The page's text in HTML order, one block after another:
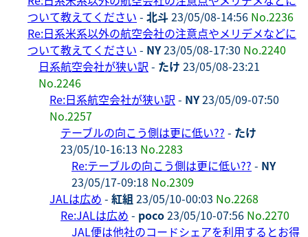
ついて教えてください - 北斗23/05/08-14:56 No.2236
Re:日系米系以外の航空会社の注意点やメリデメなどに
ついて教えてください - NY23/05/08-17:30 No.2240
日系航空会社が狭い訳 - たけ 23/05/08-23:21
No.2246
Re:日系航空会社が狭い訳 - NY23/05/09-07:50
No.2257
テーブルの向こう側は更に低い?? - たけ
23/05/10-16:13 No.2283
Re:テーブルの向こう側は更に低い?? - NY
23/05/17-09:18 No.2309
JALは広め - 紅組 23/05/10-00:03 No.2268
Re:JALは広め - poco23/05/10-07:56 No.2270
JAL便は他社のコードシェアを利用するとお得